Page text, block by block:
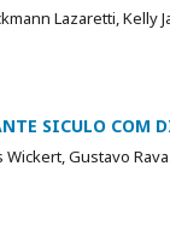
Lazaretti, Kelly
SICULO COM
Gustavo